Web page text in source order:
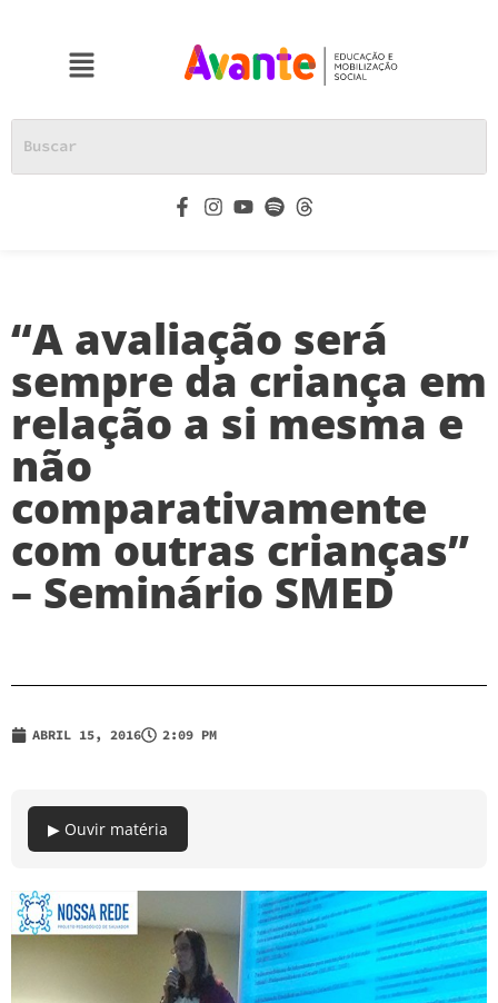
“A avaliação será
sempre da criança em
relação a si mesma e
não
comparativamente
com outras crianças”
– Seminário SMED
ABRIL 15, 2016 2:09 PM
▶ Ouvir matéria